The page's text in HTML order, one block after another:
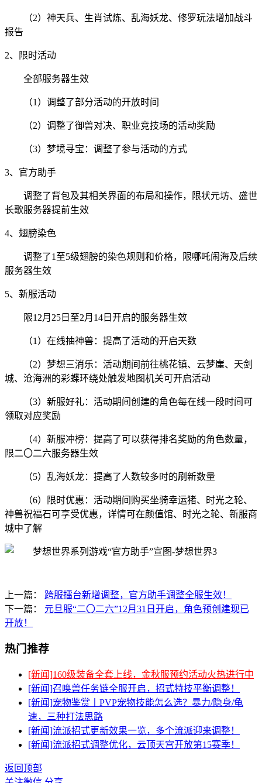
（2）神天兵、生肖试炼、乱海妖龙、修罗玩法增加战斗
报告
2、限时活动
全部服务器生效
（1）调整了部分活动的开放时间
（2）调整了御兽对决、职业竞技场的活动奖励
（3）梦境寻宝：调整了参与活动的方式
3、官方助手
调整了背包及其相关界面的布局和操作，限状元坊、盛世
长歌服务器提前生效
4、 翅膀染色
调整了1至5级翅膀的染色规则和价格，限哪吒闹海及后续
服务器生效
5、新服活动
限12月25日至2月14日开启的服务器生效
（1）在线抽神兽：提高了活动的开启天数
（2）梦想三消乐：活动期间前往桃花镇、云梦崖、天剑
城、沧海洲的彩蝶环绕处触发地图机关可开启活动
（3）新服好礼：活动期间创建的角色每在线一段时间可
领取对应奖励
（4）新服冲榜：提高了可以获得排名奖励的角色数量，
限二〇二六服务器生效
（5）乱海妖龙：提高了人数较多时的刷新数量
（6）限时优惠：活动期间购买坐骑幸运猪、时光之轮、
神兽祝福石可享受优惠，详情可在颜值馆、时光之轮、新服商
城中了解
上一篇：
跨服擂台新增调整，官方助手调整全服生效！
下一篇：
元旦服“二〇二六”12月31日开启，角色预创建现已
开放！
热门推荐
[新闻]160级装备全套上线，金秋服预约活动火热进行中
[新闻]召唤兽任务链全服开启，招式特技平衡调整！
[新闻]宠物鉴赏丨PVP宠物技能怎么选？暴力/隐身/龟
速，三种打法思路
[新闻]流派招式更新效果一览，多个流派迎来调整！
[新闻]流派招式调整优化，云顶天宫开放第15赛季！
返回顶部